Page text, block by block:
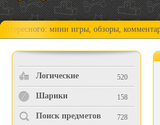
мини игры, обзоры, комментарии,
Логические 520
Шарики 158
Поиск предметов 728